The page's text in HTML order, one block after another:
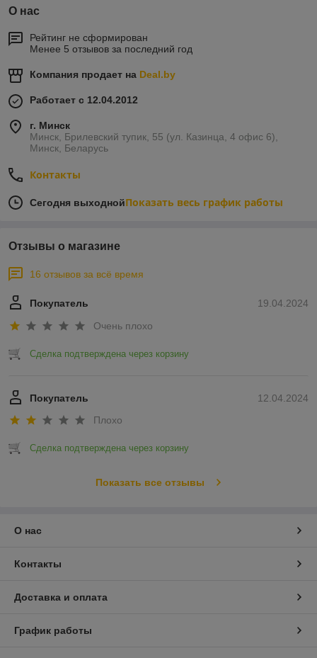
О нас
Рейтинг не сформирован
Менее 5 отзывов за последний год
Компания продает на Deal.by
Работает с 12.04.2012
г. Минск
Минск, Брилевский тупик, 55 (ул. Казинца, 4 офис 6),
Минск, Беларусь
Контакты
Сегодня выходнойПоказать весь график работы
Отзывы о магазине
16 отзывов за всё время
19.04.2024
Покупатель
Очень плохо
Сделка подтверждена через корзину
12.04.2024
Покупатель
Плохо
Сделка подтверждена через корзину
Показать все отзывы
О нас
Контакты
Доставка и оплата
График работы